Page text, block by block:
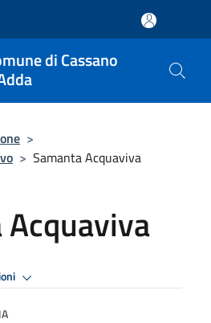
di Cassano
>
> Samanta Acquaviva